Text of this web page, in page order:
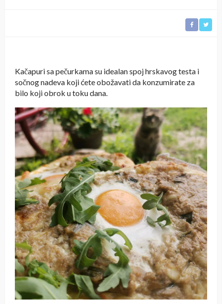
Kačapuri sa pečurkama su idealan spoj hrskavog testa i
sočnog nadeva koji ćete obožavati da konzumirate za
bilo koji obrok u toku dana.